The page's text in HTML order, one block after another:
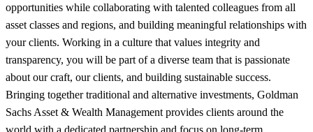
opportunities while collaborating with talented colleagues from all
asset classes and regions, and building meaningful relationships with
your clients. Working in a culture that values integrity and
transparency, you will be part of a diverse team that is passionate
about our craft, our clients, and building sustainable success.
Bringing together traditional and alternative investments, Goldman
Sachs Asset & Wealth Management provides clients around the
world with a dedicated partnership and focus on long-term